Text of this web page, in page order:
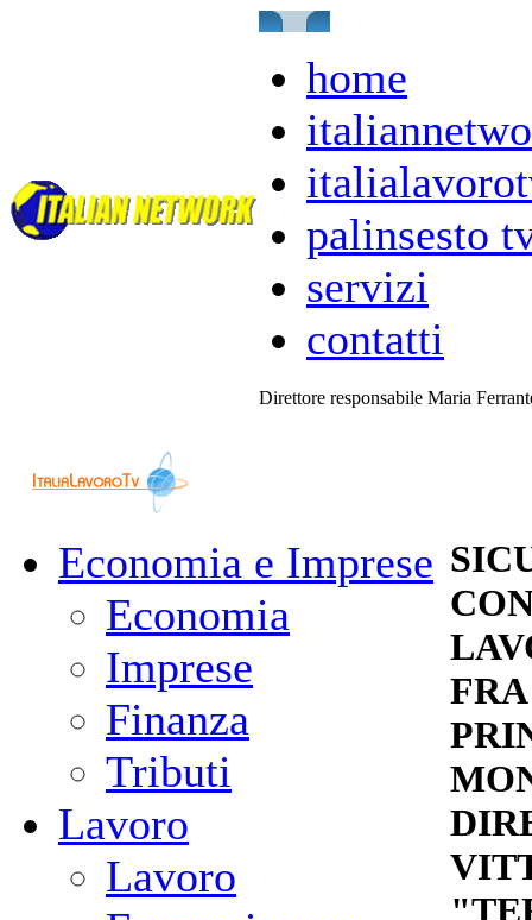
home
palinsesto
servizi
contatti
Direttore responsabile Maria
Economia e Imprese
Economia
Imprese
Finanza
Tributi
Lavoro
Lavoro